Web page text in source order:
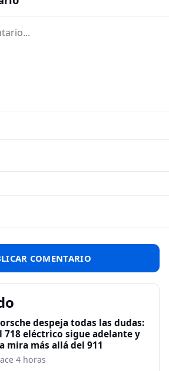
despeja todas las dudas:
718 eléctrico sigue adelante y
mira más allá del 911
4 horas